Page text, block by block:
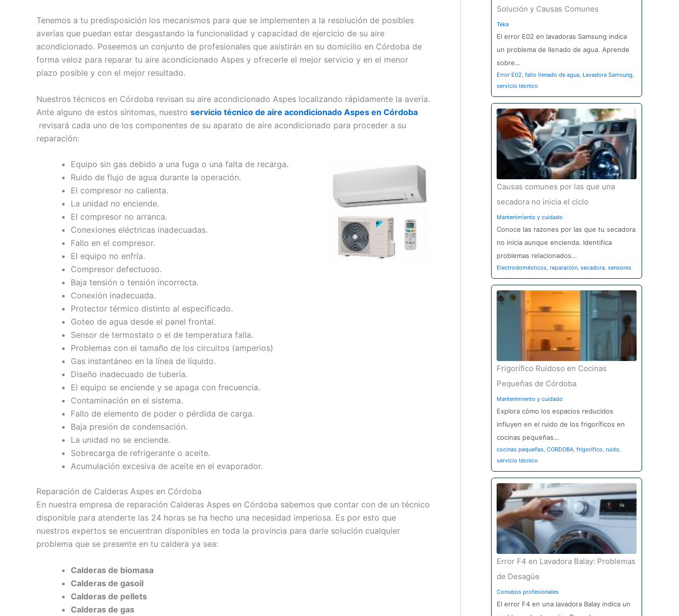
Tenemos a tu predisposición los mecanismos para que se implementen a la resolución de posibles
averías que puedan estar desgastando la funcionalidad y capacidad de ejercicio de su aire
acondicionado. Poseemos un conjunto de profesionales que asistirán en su domicilio en Córdoba de
forma veloz para reparar tu aire acondicionado Aspes y ofrecerle el mejor servicio y en el menor
plazo posible y con el mejor resultado.
Nuestros técnicos en Córdoba revisan su aire acondicionado Aspes localizando rápidamente la avería.
Ante alguno de estos síntomas, nuestro servicio técnico de aire acondicionado Aspes en Córdoba
revisará cada uno de los componentes de su aparato de aire acondicionado para proceder a su
reparación:
Equipo sin gas debido a una fuga o una falta de recarga.
Ruido de flujo de agua durante la operación.
El compresor no calienta.
La unidad no enciende.
El compresor no arranca.
Conexiones eléctricas inadecuadas.
Fallo en el compresor.
El equipo no enfría.
Compresor defectuoso.
Baja tensión o tensión incorrecta.
Conexión inadecuada.
Protector térmico distinto al especificado.
Goteo de agua desde el panel frontal.
Sensor de termostato o el de temperatura falla.
Problemas con el tamaño de los circuitos (amperios)
Gas instantáneo en la línea de líquido.
Diseño inadecuado de tubería.
El equipo se enciende y se apaga con frecuencia.
Contaminación en el sistema.
Fallo de elemento de poder o pérdida de carga.
Baja presión de condensación.
La unidad no se enciende.
Sobrecarga de refrigerante o aceite.
Acumulación excesiva de aceite en el evaporador.
Reparación de Calderas Aspes en Córdoba
En nuestra empresa de reparación Calderas Aspes en Córdoba sabemos que contar con de un técnico
disponible para atenderte las 24 horas se ha hecho una necesidad imperiosa. Es por esto que
nuestros expertos se encuentran disponibles en toda la provincia para darle solución cualquier
problema que se presente en tu caldera ya sea:
Calderas de biomasa
Calderas de gasoil
Calderas de pellets
Calderas de gas
Solución y Causas Comunes
Teka
El error E02 en lavadoras Samsung indica
un problema de llenado de agua. Aprende
sobre…
Error E02, fallo llenado de agua, Lavadora Samsung,
servicio técnico
Causas comunes por las que una
secadora no inicia el ciclo
Mantenimiento y cuidado
Conoce las razones por las que tu secadora
no inicia aunque encienda. Identifica
problemas relacionados…
Electrodomésticos, reparación, secadora, sensores
Frigorífico Ruidoso en Cocinas
Pequeñas de Córdoba
Mantenimiento y cuidado
Explora cómo los espacios reducidos
influyen en el ruido de los frigoríficos en
cocinas pequeñas…
cocinas pequeñas, CORDOBA, frigorífico, ruido,
servicio técnico
Error F4 en Lavadora Balay: Problemas
de Desagüe
Consejos profesionales
El error F4 en una lavadora Balay indica un